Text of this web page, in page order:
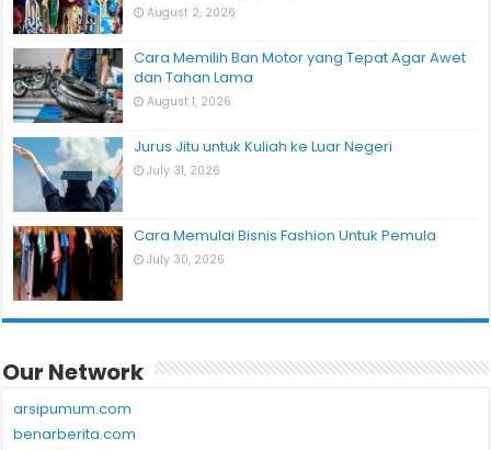
August 2, 2026
Cara Memilih Ban Motor yang Tepat Agar Awet
dan Tahan Lama
August 1, 2026
Jurus Jitu untuk Kuliah ke Luar Negeri
July 31, 2026
Cara Memulai Bisnis Fashion Untuk Pemula
July 30, 2026
Our Network
arsipumum.com
benarberita.com